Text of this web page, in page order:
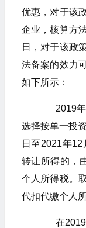
优惠，对于该
企业，核算方
日，对于该政
法备案的效力
如下所示：
2019年1
选择按单一投
日至2021年
转让所得的，
个人所得税。
代扣代缴个人所
在2019